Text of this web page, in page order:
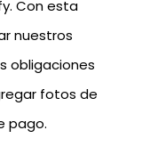
Con esta
nuestros
obligaciones
fotos de
pago.